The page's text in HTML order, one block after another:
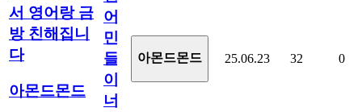
서 영어랑 금
방 친해집니
다
아몬드몬드
어
민
들
이
너
아몬드몬드 25.06.23 32 0